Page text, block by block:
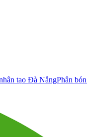
tạo Đà NẵngPhân